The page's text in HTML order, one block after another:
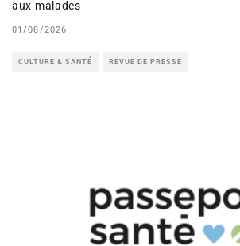
aux malades
01/08/2026
CULTURE & SANTÉ REVUE DE PRESSE